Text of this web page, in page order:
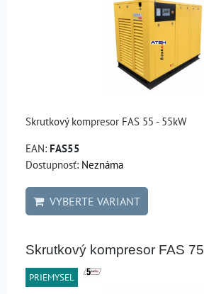
Skrutkový kompresor FAS 55 - 55kW
EAN: FAS55
Dostupnosť: Neznáma
VYBERTE VARIANT
Skrutkový kompresor FAS 75
PRIEMYSEL